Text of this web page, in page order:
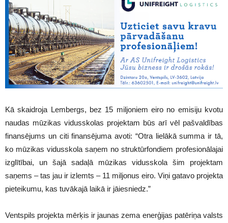
Kā skaidroja Lembergs, bez 15 miljoniem eiro no emisiju kvotu
naudas mūzikas vidusskolas projektam būs arī vēl pašvaldības
finansējums un citi finansējuma avoti: “Otra lielākā summa ir tā,
ko mūzikas vidusskola saņem no struktūrfondiem profesionālajai
izglītībai, un šajā sadaļā mūzikas vidusskola šim projektam
saņems – tas jau ir izlemts – 11 miljonus eiro. Viņi gatavo projekta
pieteikumu, kas tuvākajā laikā ir jāiesniedz.”
Ventspils projekta mērķis ir jaunas zema enerģijas patēriņa valsts